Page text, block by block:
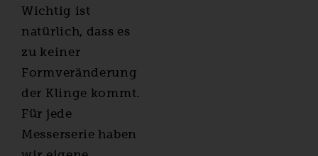
Wichtig ist
natürlich, dass es
zu keiner
Formveränderung
der Klinge kommt.
Für jede
Messerserie haben